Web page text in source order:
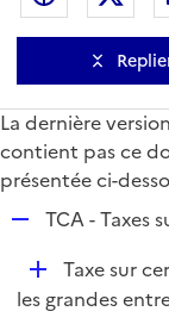
La dernière
contient pas ce
présentée ci-
p
l
TCA - Taxes
D
é
Taxe sur
les grandes